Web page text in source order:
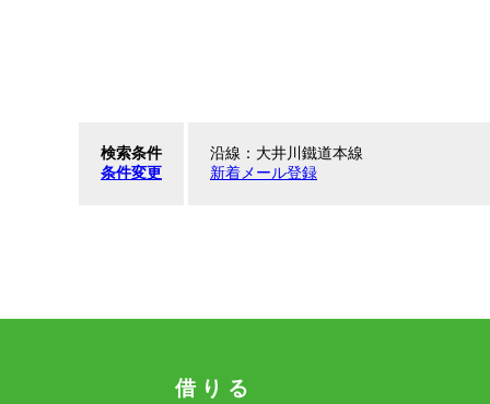
検索条件
条件変更
沿線：大井川鐵道本線
新着メール登録
借 り る